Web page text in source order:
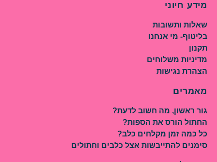
מידע חיוני
שאלות ותשובות
בליטוף- מי אנחנו
תקנון
מדיניות משלוחים
הצהרת נגישות
מאמרים
גור ראשון, מה חשוב לדעת?
החתול הורס את הספות?
כל כמה זמן מקלחים כלב?
סימנים להתייבשות אצל כלבים וחתולים